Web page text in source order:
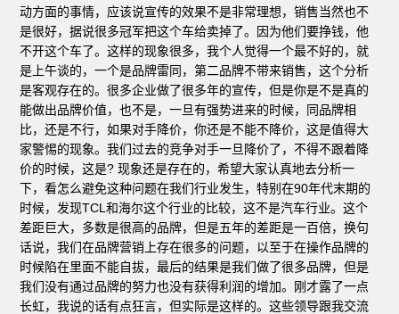
动方面的事情，应该说宣传的效果不是非常理想，销售当然也不
是很好，据说很多冠军把这个车给卖掉了。因为他们要挣钱，他
不开这个车了。这样的现象很多，我个人觉得一个最不好的，就
是上午谈的，一个是品牌雷同，第二品牌不带来销售，这个分析
是客观存在的。很多企业做了很多年的宣传，但是你是不是真的
能做出品牌价值，也不是，一旦有强势进来的时候，同品牌相
比，还是不行，如果对手降价，你还是不能不降价，这是值得大
家警惕的现象。我们过去的竞争对手一旦降价了，不得不跟着降
价的时候，这是? 现象还是存在的，希望大家认真地去分析一
下，看怎么避免这种问题在我们行业发生，特别在90年代末期的
时候，发现TCL和海尔这个行业的比较，这不是汽车行业。这个
差距巨大，多数是很高的品牌，但是五年的差距是一百倍，换句
话说，我们在品牌营销上存在很多的问题，以至于在操作品牌的
时候陷在里面不能自拔，最后的结果是我们做了很多品牌，但是
我们没有通过品牌的努力也没有获得利润的增加。刚才露了一点
长虹，我说的话有点狂言，但实际是这样的。这些领导跟我交流